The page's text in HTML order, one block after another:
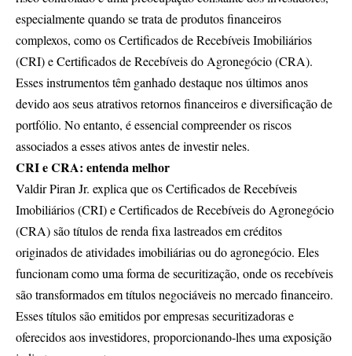
especialmente quando se trata de produtos financeiros
complexos, como os Certificados de Recebíveis Imobiliários
(CRI) e Certificados de Recebíveis do Agronegócio (CRA).
Esses instrumentos têm ganhado destaque nos últimos anos
devido aos seus atrativos retornos financeiros e diversificação de
portfólio. No entanto, é essencial compreender os riscos
associados a esses ativos antes de investir neles.
CRI e CRA: entenda melhor
Valdir Piran Jr. explica que os Certificados de Recebíveis
Imobiliários (CRI) e Certificados de Recebíveis do Agronegócio
(CRA) são títulos de renda fixa lastreados em créditos
originados de atividades imobiliárias ou do agronegócio. Eles
funcionam como uma forma de securitização, onde os recebíveis
são transformados em títulos negociáveis no mercado financeiro.
Esses títulos são emitidos por empresas securitizadoras e
oferecidos aos investidores, proporcionando-lhes uma exposição